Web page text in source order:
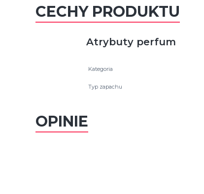
CECHY PRODUKTU
Atrybuty perfum
Kategoria
Typ zapachu
OPINIE